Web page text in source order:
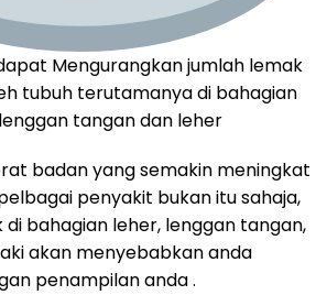
Mengurangkan jumlah lemak
tubuh terutamanya di bahagian
tangan dan leher
badan yang semakin meningkat
penyakit bukan itu sahaja,
bahagian leher, lenggan tangan,
akan menyebabkan anda
penampilan anda .